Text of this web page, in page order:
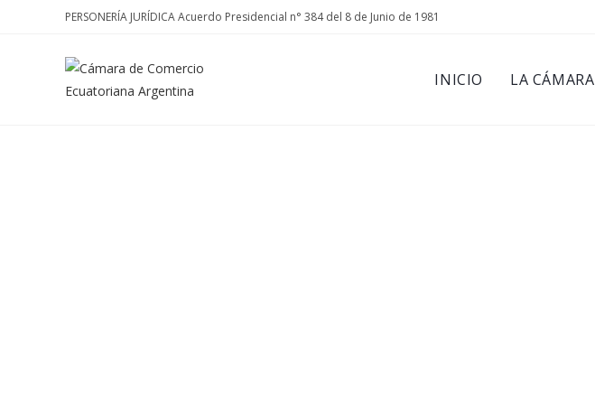
PERSONERÍA JURÍDICA Acuerdo Presidencial n° 384 del 8 de Junio de 1981
INICIO LA CÁMARA